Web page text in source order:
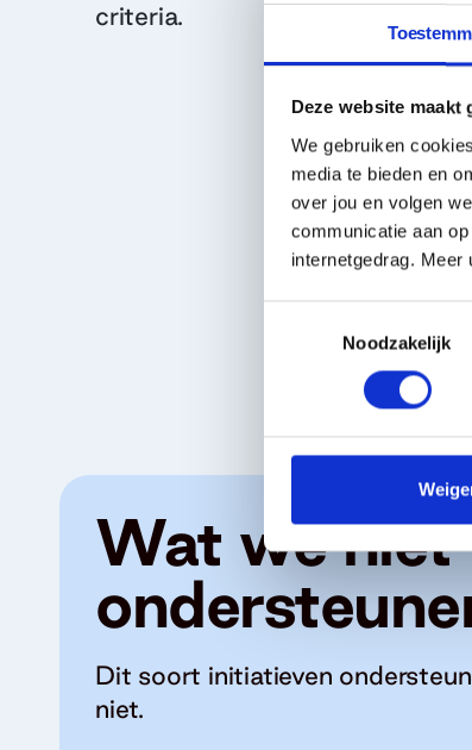
Deze website
We gebruiken
media te bieden en
over jou en volgen
communicatie aan
internetgedrag. Meer
Noodzakelijk
criteria.
Wat we niet
Dit soort initiatieven
niet.